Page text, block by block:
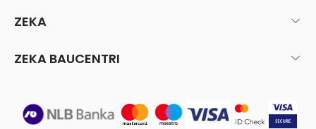
ZEKA
ZEKA BAUCENTRI